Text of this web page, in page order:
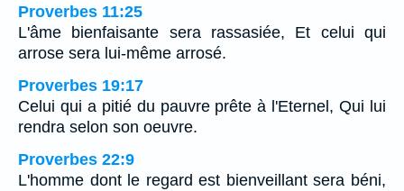
Proverbes 11:25
L'âme bienfaisante sera rassasiée, Et celui qui
arrose sera lui-même arrosé.
Proverbes 19:17
Celui qui a pitié du pauvre prête à l'Eternel, Qui lui
rendra selon son oeuvre.
Proverbes 22:9
L'homme dont le regard est bienveillant sera béni,